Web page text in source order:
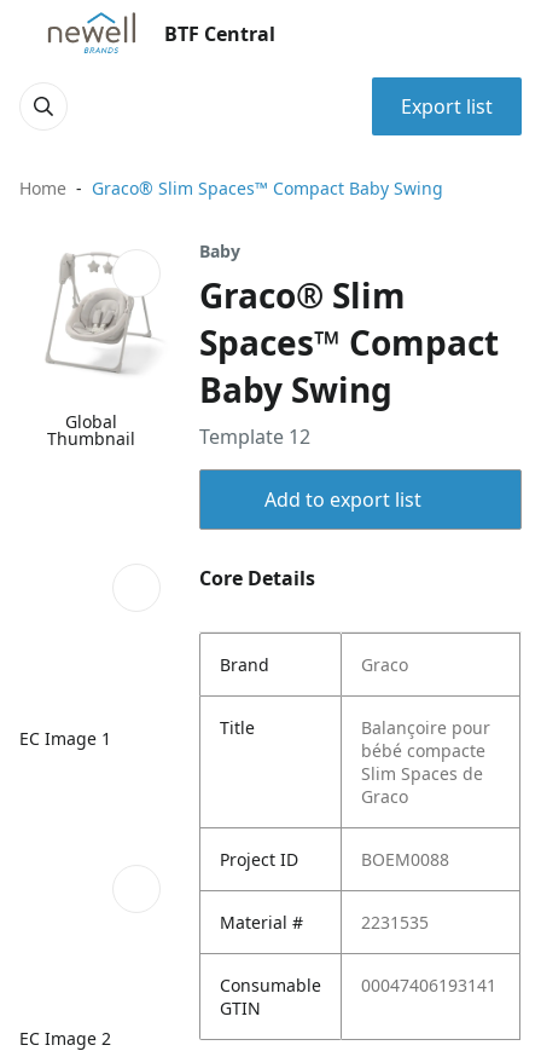
BTF Central
Export list
Home Graco® Slim Spaces™ Compact Baby Swing
Global
Thumbnail
EC Image 1
EC Image 2
Baby
Graco® Slim
Spaces™ Compact
Baby Swing
Template 12
Add to export list
Core Details
Brand Graco
Title
Balançoire pour
bébé compacte
Slim Spaces de
Graco
Project ID BOEM0088
Material # 2231535
Consumable
GTIN
00047406193141